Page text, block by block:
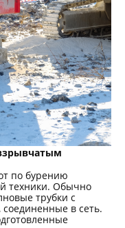
по бурению
техники. Обычно
трубки с
в сеть.